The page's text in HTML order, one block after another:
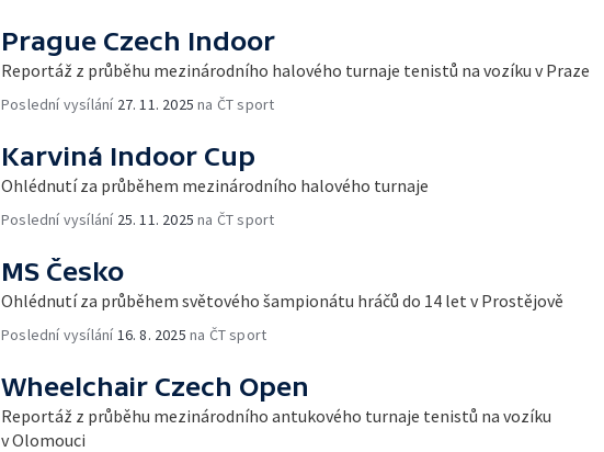
Prague Czech Indoor
Reportáž z průběhu mezinárodního halového turnaje tenistů na vozíku v Praze
Poslední vysílání 27. 11. 2025 na ČT sport
Karviná Indoor Cup
Ohlédnutí za průběhem mezinárodního halového turnaje
Poslední vysílání 25. 11. 2025 na ČT sport
MS Česko
Ohlédnutí za průběhem světového šampionátu hráčů do 14 let v Prostějově
Poslední vysílání 16. 8. 2025 na ČT sport
Wheelchair Czech Open
Reportáž z průběhu mezinárodního antukového turnaje tenistů na vozíku
v Olomouci